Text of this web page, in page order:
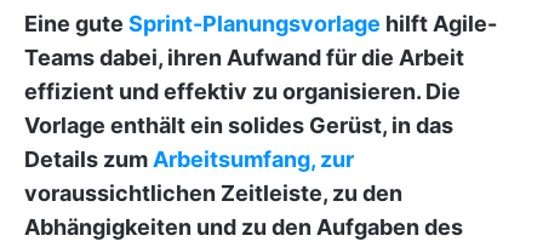
Eine gute Sprint-Planungsvorlage hilft Agile-
Teams dabei, ihren Aufwand für die Arbeit
effizient und effektiv zu organisieren. Die
Vorlage enthält ein solides Gerüst, in das
Details zum Arbeitsumfang, zur
voraussichtlichen Zeitleiste, zu den
Abhängigkeiten und zu den Aufgaben des